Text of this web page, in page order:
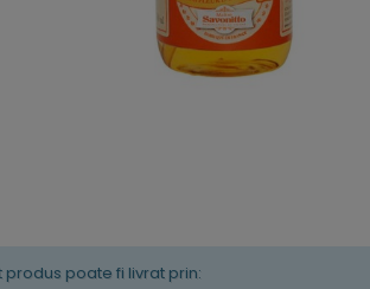
produs poate fi livrat prin: